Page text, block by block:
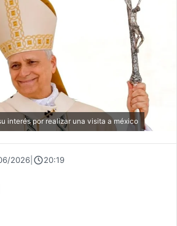
interés por realizar una visita a méxico
2026| 20:19